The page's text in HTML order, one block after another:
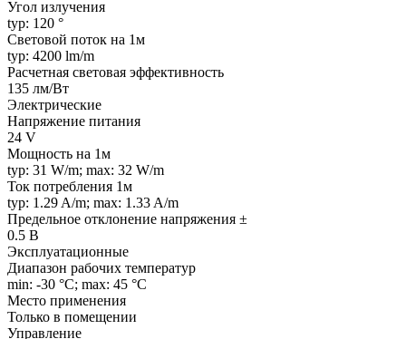
Угол излучения
typ: 120 °
Световой поток на 1м
typ: 4200 lm/m
Расчетная световая эффективность
135 лм/Вт
Электрические
Напряжение питания
24 V
Мощность на 1м
typ: 31 W/m; max: 32 W/m
Ток потребления 1м
typ: 1.29 A/m; max: 1.33 A/m
Предельное отклонение напряжения ±
0.5 В
Эксплуатационные
Диапазон рабочих температур
min: -30 °C; max: 45 °C
Место применения
Только в помещении
Управление